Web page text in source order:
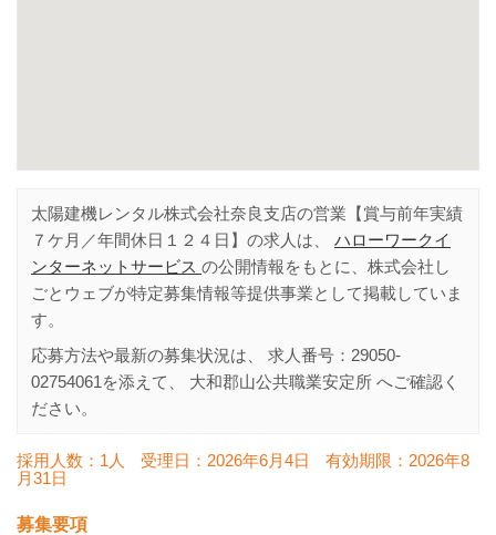
太陽建機レンタル株式会社奈良支店の営業【賞与前年実績
７ケ月／年間休日１２４日】の求人は、 ハローワークイ
ンターネットサービス の公開情報をもとに、株式会社し
ごとウェブが特定募集情報等提供事業として掲載していま
す。
応募方法や最新の募集状況は、 求人番号： 29050-
02754061 を添えて、 大和郡山公共職業安定所 へご確認く
ださい。
採用人数：1人 受理日： 2026年6月4日 有効期限： 2026年8
月31日
募集要項